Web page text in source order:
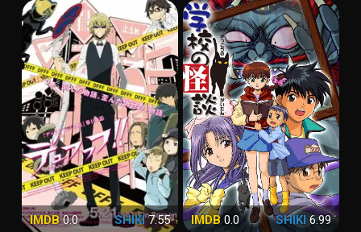
IMDB0.0 SHIKI7.55
IMDB0.0 SHIKI 6.99